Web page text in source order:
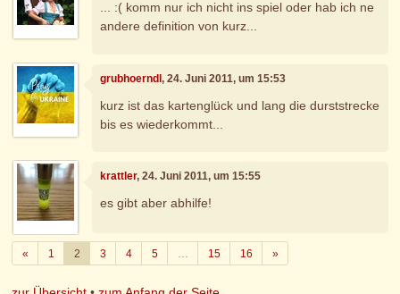
... :( komm nur ich nicht ins spiel oder hab ich ne
andere definition von kurz...
grubhoerndl, 24. Juni 2011, um 15:53
kurz ist das kartenglück und lang die durststrecke
bis es wiederkommt...
krattler, 24. Juni 2011, um 15:55
es gibt aber abhilfe!
«Zurück
1 2 3 4 5 15 16 »Weiter